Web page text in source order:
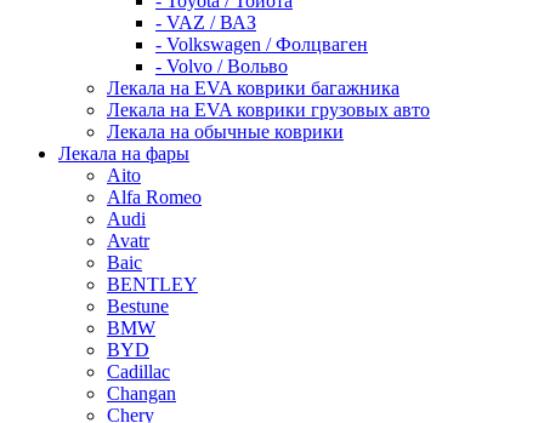
- VAZ / ВАЗ
- Volkswagen / Фолцваген
- Volvo / Вольво
Лекала на EVA коврики багажника
Лекала на EVA коврики грузовых авто
Лекала на обычные коврики
Лекала на фары
Aito
Alfa Romeo
Audi
Avatr
Baic
BENTLEY
Bestune
BMW
BYD
Cadillac
Changan
Chery